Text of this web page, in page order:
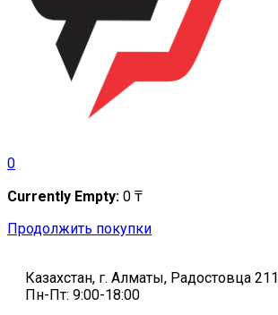
0
Currently Empty: 0 ₸
Продолжить покупки
Казахстан, г. Алматы, Радостовца 211
Пн-Пт: 9:00-18:00